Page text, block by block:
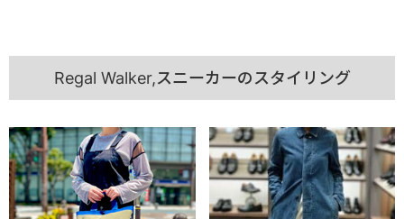
Regal Walker,スニーカーのスタイリング